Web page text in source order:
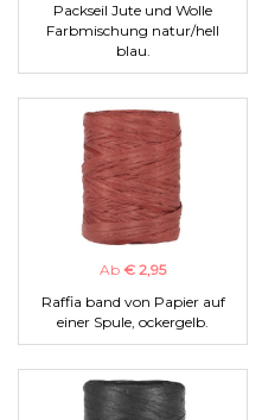
Packseil Jute und Wolle
Farbmischung natur/hell
blau.
Ab € 2,95
Raffia band von Papier auf
einer Spule, ockergelb.